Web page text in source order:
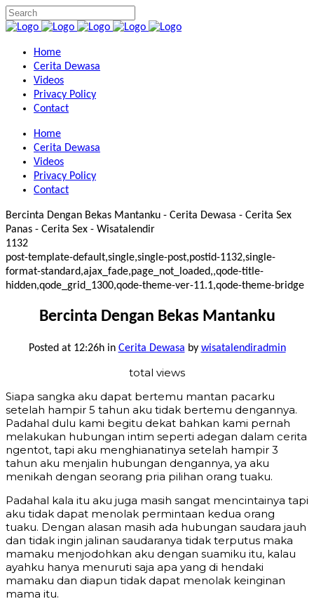
Home
Cerita Dewasa
Videos
Privacy Policy
Contact
Home
Cerita Dewasa
Videos
Privacy Policy
Contact
Bercinta Dengan Bekas Mantanku - Cerita Dewasa - Cerita Sex
Panas - Cerita Sex - Wisatalendir
1132
post-template-default,single,single-post,postid-1132,single-
format-standard,ajax_fade,page_not_loaded,,qode-title-
hidden,qode_grid_1300,qode-theme-ver-11.1,qode-theme-bridge
Bercinta Dengan Bekas Mantanku
Posted at 12:26hin Cerita Dewasa by wisatalendiradmin
total views
Siapa sangka aku dapat bertemu mantan pacarku
setelah hampir 5 tahun aku tidak bertemu dengannya.
Padahal dulu kami begitu dekat bahkan kami pernah
melakukan hubungan intim seperti adegan dalam cerita
ngentot, tapi aku menghianatinya setelah hampir 3
tahun aku menjalin hubungan dengannya, ya aku
menikah dengan seorang pria pilihan orang tuaku.
Padahal kala itu aku juga masih sangat mencintainya tapi
aku tidak dapat menolak permintaan kedua orang
tuaku. Dengan alasan masih ada hubungan saudara jauh
dan tidak ingin jalinan saudaranya tidak terputus maka
mamaku menjodohkan aku dengan suamiku itu, kalau
ayahku hanya menuruti saja apa yang di hendaki
mamaku dan diapun tidak dapat menolak keinginan
mama itu.